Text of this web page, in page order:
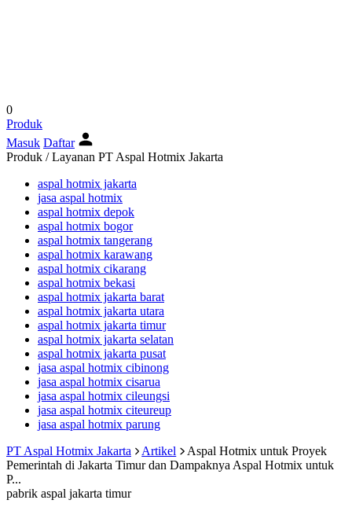
0
Produk
Masuk Daftar
Produk / Layanan PT Aspal Hotmix Jakarta
aspal hotmix jakarta
jasa aspal hotmix
aspal hotmix depok
aspal hotmix bogor
aspal hotmix tangerang
aspal hotmix karawang
aspal hotmix cikarang
aspal hotmix bekasi
aspal hotmix jakarta barat
aspal hotmix jakarta utara
aspal hotmix jakarta timur
aspal hotmix jakarta selatan
aspal hotmix jakarta pusat
jasa aspal hotmix cibinong
jasa aspal hotmix cisarua
jasa aspal hotmix cileungsi
jasa aspal hotmix citeureup
jasa aspal hotmix parung
PT Aspal Hotmix Jakarta
Artikel
Aspal Hotmix untuk Proyek
Pemerintah di Jakarta Timur dan Dampaknya Aspal Hotmix untuk
P...
pabrik aspal jakarta timur